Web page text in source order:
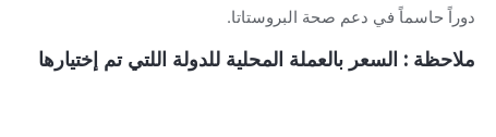
دوراً حاسماً في دعم صحة البروستاتا.
ملاحظة : السعر بالعملة المحلية للدولة اللتي تم إختيارها